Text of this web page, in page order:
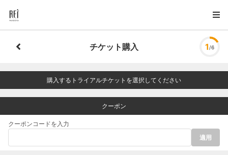
チケット購入 1 /6
購入するトライアルチケットを選択してください
クーポン
クーポンコードを入力
適用